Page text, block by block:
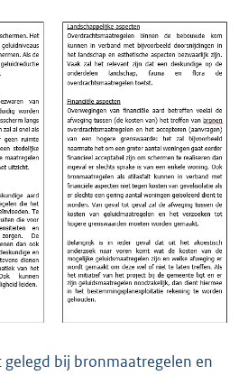
bij bronmaatregelen en